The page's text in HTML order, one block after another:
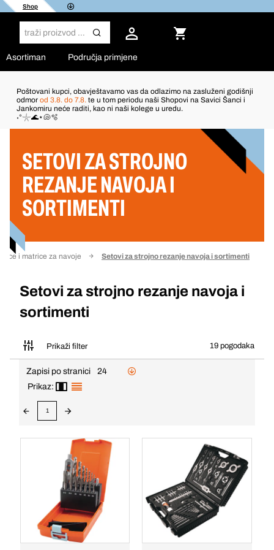
Shop
Asortiman Područja primjene
Poštovani kupci, obavještavamo vas da odlazimo na zasluženi godišnji
odmor od 3.8. do 7.8. te u tom periodu naši Shopovi na Savici Šanci i
Jankomiru neće raditi, kao ni naši kolege u uredu.
˖°𓇼🌊⋆🐚🫧
SETOVI ZA STROJNO
REZANJE NAVOJA I
SORTIMENTI
i matrice za navoje Setovi za strojno rezanje navoja i sortimenti
Setovi za strojno rezanje navoja i
sortimenti
Prikaži filter 19 pogodaka
Filter
Zapisi po stranici
24
Prikaz:
1